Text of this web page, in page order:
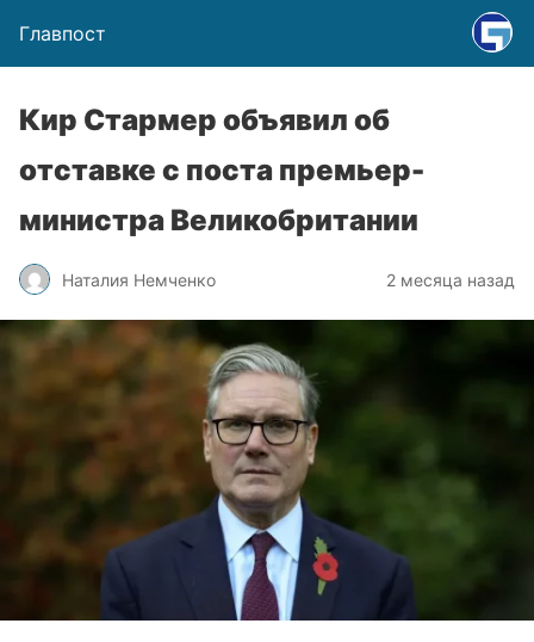
Главпост
Кир Стармер объявил об
отставке с поста премьер-
министра Великобритании
Наталия Немченко 2 месяца назад